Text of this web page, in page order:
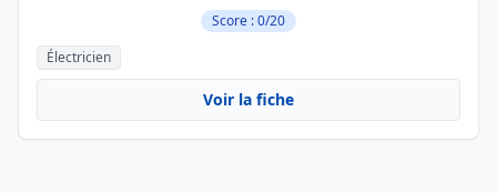
Score : 0/20
Électricien
Voir la fiche